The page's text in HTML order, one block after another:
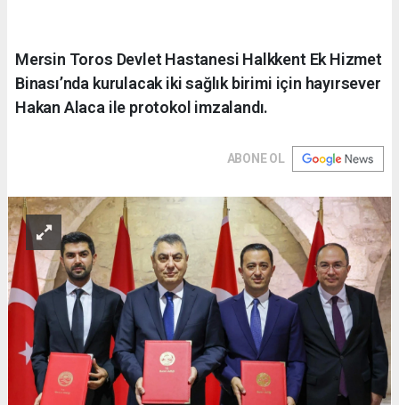
Mersin Toros Devlet Hastanesi Halkkent Ek Hizmet
Binası’nda kurulacak iki sağlık birimi için hayırsever
Hakan Alaca ile protokol imzalandı.
ABONE OL